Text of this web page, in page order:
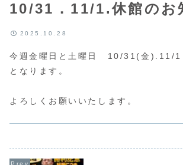
10/31．11/1.休館のお
2025.10.28
今週金曜日と土曜日 10/31(金).11/
となります。
よろしくお願いいたします。